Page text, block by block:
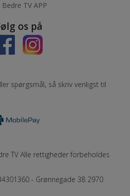
Bedre TV APP
os på
spørgsmål, så skriv venligst til
TV Alle rettigheder forbeholdes
- Grønnegade 38 2970